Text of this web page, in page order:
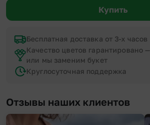
Купить
Бесплатная доставка от 3-х часов
Качество цветов гарантировано —
или мы заменим букет
Круглосуточная поддержка
Отзывы наших клиентов